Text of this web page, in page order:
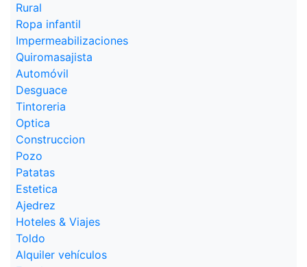
Rural
Ropa infantil
Impermeabilizaciones
Quiromasajista
Automóvil
Desguace
Tintoreria
Optica
Construccion
Pozo
Patatas
Estetica
Ajedrez
Hoteles & Viajes
Toldo
Alquiler vehículos